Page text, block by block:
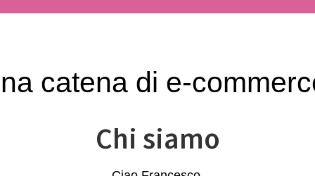
catena di e-
Chi siamo